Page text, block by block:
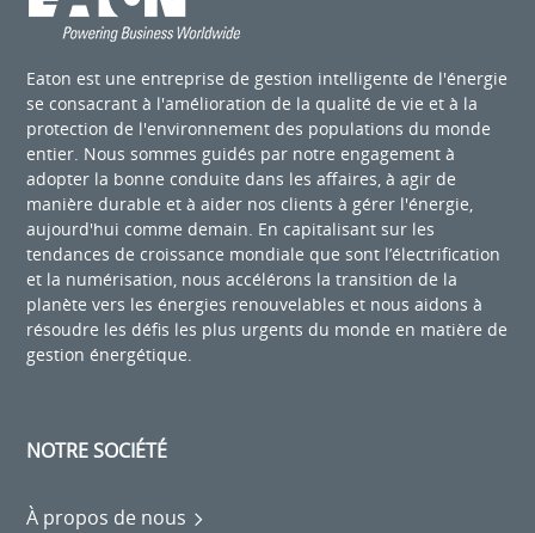
Eaton est une entreprise de gestion intelligente de l'énergie
se consacrant à l'amélioration de la qualité de vie et à la
protection de l'environnement des populations du monde
entier. Nous sommes guidés par notre engagement à
adopter la bonne conduite dans les affaires, à agir de
manière durable et à aider nos clients à gérer l'énergie,
aujourd'hui comme demain. En capitalisant sur les
tendances de croissance mondiale que sont l’électrification
et la numérisation, nous accélérons la transition de la
planète vers les énergies renouvelables et nous aidons à
résoudre les défis les plus urgents du monde en matière de
gestion énergétique.
NOTRE SOCIÉTÉ
À propos de nous